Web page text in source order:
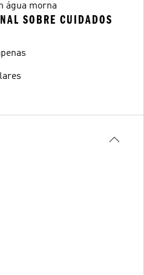
água morna
SOBRE CUIDADOS